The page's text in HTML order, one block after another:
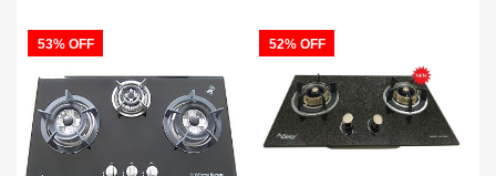
53% OFF 52% OFF